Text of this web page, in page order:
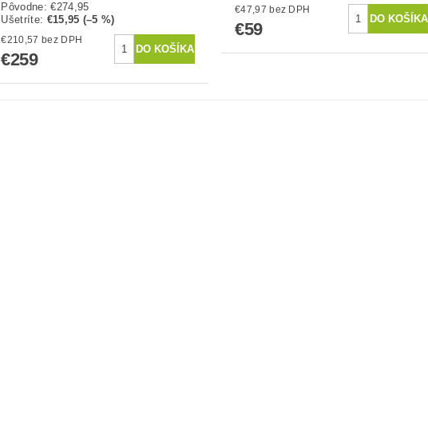
Pôvodne:€274,95
Ušetríte: €15,95 (–5 %)
€210,57 bez DPH
€259
€47,97 bez DPH
€59